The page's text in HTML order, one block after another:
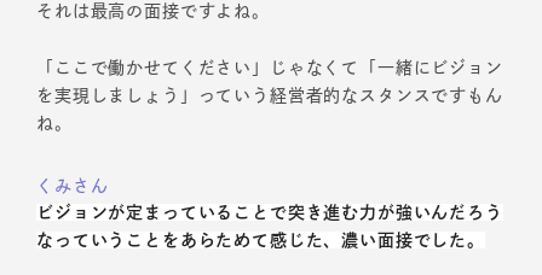
それは最高の面接ですよね。
「ここで働かせてください」じゃなくて「一緒にビジョン
を実現しましょう」っていう経営者的なスタンスですもん
ね。
くみさん
ビジョンが定まっていることで突き進む力が強いんだろう
なっていうことをあらためて感じた、濃い面接でした。